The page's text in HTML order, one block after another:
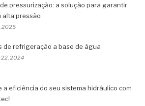
pressurização: a solução para garantir
alta pressão
2025
de refrigeração a base de água
2024
a eficiência do seu sistema hidráulico com